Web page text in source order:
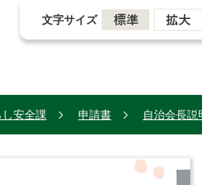
文字サイズ
し安全課 申請書 自治会長説